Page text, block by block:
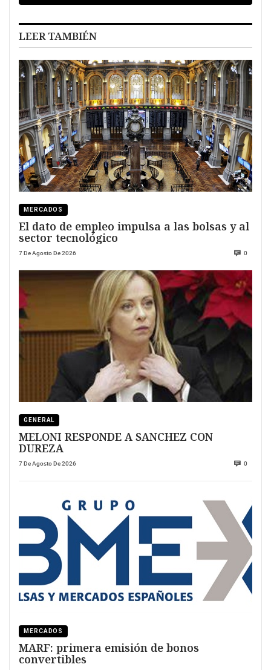
LEER TAMBIÉN
MERCADOS
El dato de empleo impulsa a las bolsas y al
sector tecnológico
7 De Agosto De 2026 0
GENERAL
MELONI RESPONDE A SANCHEZ CON
DUREZA
7 De Agosto De 2026 0
MERCADOS
MARF: primera emisión de bonos
convertibles